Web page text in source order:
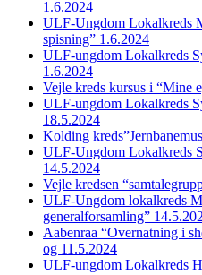
1.6.2024
ULF-Ungdom Lokalkreds
spisning” 1.6.2024
ULF-ungdom Lokalkreds
1.6.2024
Vejle kreds kursus i “Mine
ULF-ungdom Lokalkreds
18.5.2024
Kolding
ULF-Ungdom Lokalkreds
14.5.2024
Vejle kredsen
ULF-Ungdom lokalkreds
generalforsamling”
Aabenraa “Overnatning i
og 11.5.2024
ULF-ungdom Lokalkreds